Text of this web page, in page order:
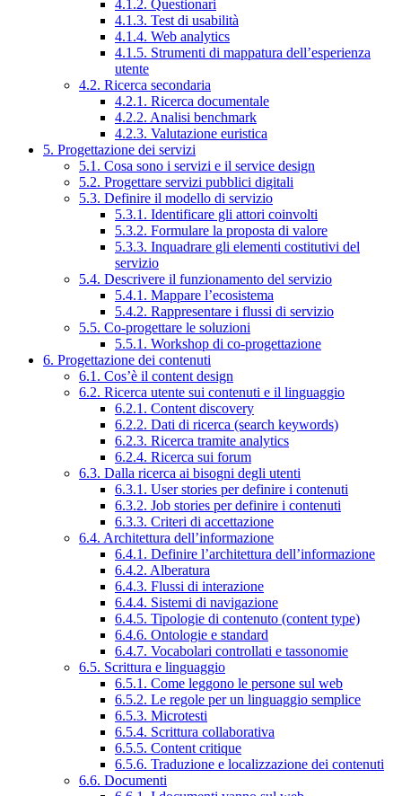
4.1.2. Questionari
4.1.3. Test di usabilità
4.1.4. Web analytics
4.1.5. Strumenti di mappatura dell’esperienza
utente
4.2. Ricerca secondaria
4.2.1. Ricerca documentale
4.2.2. Analisi benchmark
4.2.3. Valutazione euristica
5. Progettazione dei servizi
5.1. Cosa sono i servizi e il service design
5.2. Progettare servizi pubblici digitali
5.3. Definire il modello di servizio
5.3.1. Identificare gli attori coinvolti
5.3.2. Formulare la proposta di valore
5.3.3. Inquadrare gli elementi costitutivi del
servizio
5.4. Descrivere il funzionamento del servizio
5.4.1. Mappare l’ecosistema
5.4.2. Rappresentare i flussi di servizio
5.5. Co-progettare le soluzioni
5.5.1. Workshop di co-progettazione
6. Progettazione dei contenuti
6.1. Cos’è il content design
6.2. Ricerca utente sui contenuti e il linguaggio
6.2.1. Content discovery
6.2.2. Dati di ricerca (search keywords)
6.2.3. Ricerca tramite analytics
6.2.4. Ricerca sui forum
6.3. Dalla ricerca ai bisogni degli utenti
6.3.1. User stories per definire i contenuti
6.3.2. Job stories per definire i contenuti
6.3.3. Criteri di accettazione
6.4. Architettura dell’informazione
6.4.1. Definire l’architettura dell’informazione
6.4.2. Alberatura
6.4.3. Flussi di interazione
6.4.4. Sistemi di navigazione
6.4.5. Tipologie di contenuto (content type)
6.4.6. Ontologie e standard
6.4.7. Vocabolari controllati e tassonomie
6.5. Scrittura e linguaggio
6.5.1. Come leggono le persone sul web
6.5.2. Le regole per un linguaggio semplice
6.5.3. Microtesti
6.5.4. Scrittura collaborativa
6.5.5. Content critique
6.5.6. Traduzione e localizzazione dei contenuti
6.6. Documenti